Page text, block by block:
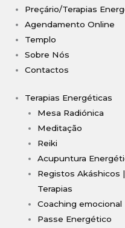
Preçário/Terapias
Agendamento Online
Templo
Sobre Nós
Contactos
Terapias Energéticas
Mesa Radiónica
Meditação
Reiki
Acupuntura
Registos Akáshicos
Terapias
Coaching emocional
Passe Energético